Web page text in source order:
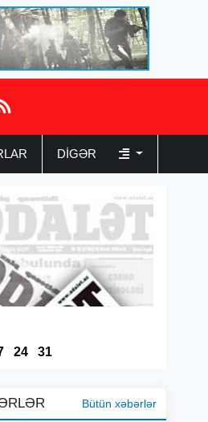
DIGƏR
24 31
Bütün xəbərlər